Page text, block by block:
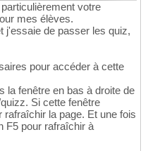
votre
mes élèves.
j'essaie de passer les quiz,
pour accéder à cette
la fenêtre en bas à droite de
Si cette fenêtre
rafraîchir la page. Et une fois
F5 pour rafraîchir à